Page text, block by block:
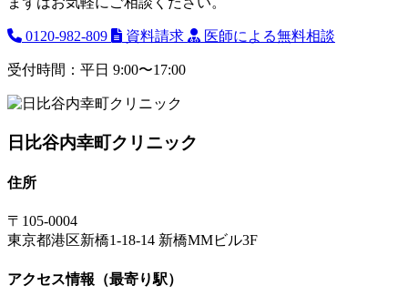
0120-982-809 資料請求 医師による無料相談
受付時間：平日 9:00〜17:00
日比谷内幸町クリニック
住所
〒105-0004
東京都港区新橋1-18-14 新橋MMビル3F
アクセス情報（最寄り駅）